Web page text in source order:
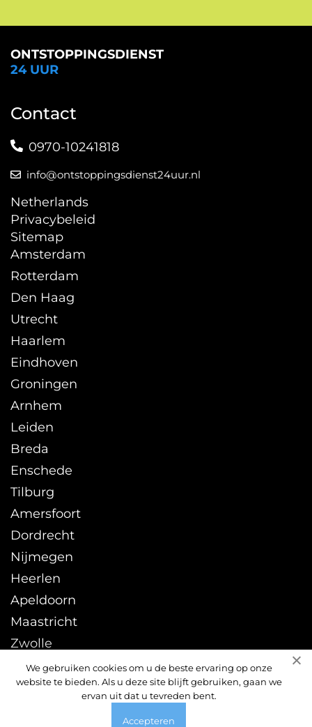
We gebruiken cookies om u de beste ervaring op onze
website te bieden. Als u deze site blijft gebruiken, gaan we
ervan uit dat u tevreden bent.
Accepteren
ONTSTOPPINGSDIENST
24 UUR
Contact
0970-10241818
info@ontstoppingsdienst24uur.nl
Netherlands
Privacybeleid
Sitemap
Amsterdam
Rotterdam
Den Haag
Utrecht
Haarlem
Eindhoven
Groningen
Arnhem
Leiden
Breda
Enschede
Tilburg
Amersfoort
Dordrecht
Nijmegen
Heerlen
Apeldoorn
Maastricht
Zwolle
Leeuwarden
Sittard